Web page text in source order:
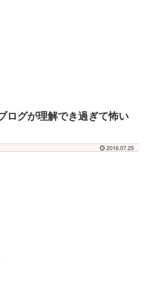
ログが理解でき過ぎて怖い
2016.07.25